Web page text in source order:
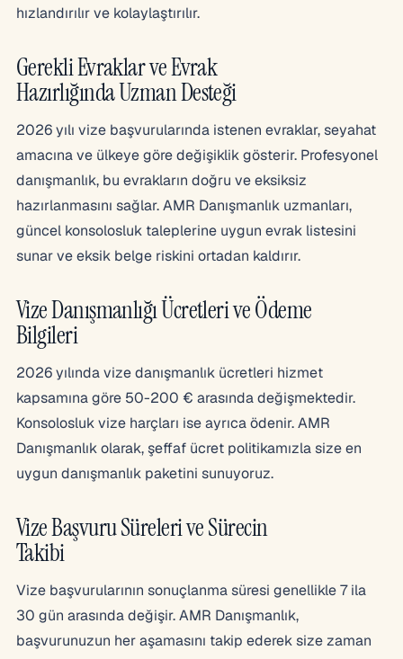
hızlandırılır ve kolaylaştırılır.
Gerekli Evraklar ve Evrak
Hazırlığında Uzman Desteği
2026 yılı vize başvurularında istenen evraklar, seyahat
amacına ve ülkeye göre değişiklik gösterir. Profesyonel
danışmanlık, bu evrakların doğru ve eksiksiz
hazırlanmasını sağlar. AMR Danışmanlık uzmanları,
güncel konsolosluk taleplerine uygun evrak listesini
sunar ve eksik belge riskini ortadan kaldırır.
Vize Danışmanlığı Ücretleri ve Ödeme
Bilgileri
2026 yılında vize danışmanlık ücretleri hizmet
kapsamına göre 50-200 € arasında değişmektedir.
Konsolosluk vize harçları ise ayrıca ödenir. AMR
Danışmanlık olarak, şeffaf ücret politikamızla size en
uygun danışmanlık paketini sunuyoruz.
Vize Başvuru Süreleri ve Sürecin
Takibi
Vize başvurularının sonuçlanma süresi genellikle 7 ila
30 gün arasında değişir. AMR Danışmanlık,
başvurunuzun her aşamasını takip ederek size zaman